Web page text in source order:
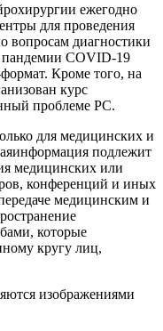
ежегодно
для проведения
вопросам диагностики
пандемии COVID-19
Кроме того, на
курс
проблеме РС.
для медицинских и
подлежит
медицинских или
конференций и иных
медицинским и
которые
кругу лиц,
изображениями